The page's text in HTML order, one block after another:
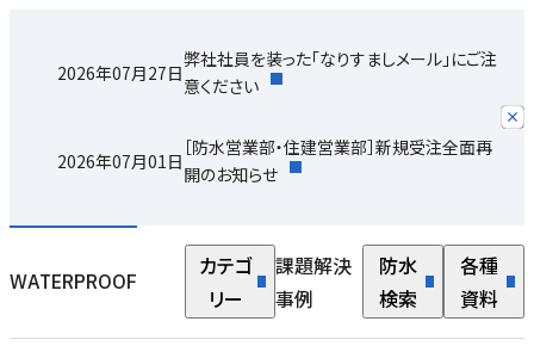
2026年07月27日
弊社社員を装った「なりすましメール」にご注
意ください
2026年07月01日
［防水営業部・住建営業部］新規受注全面再
開のお知らせ
WATERPROOF
カテゴ
リー
課題解決
事例
防水
検索
各種
資料